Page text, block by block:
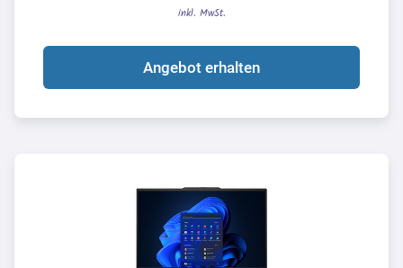
inkl. MwSt.
Angebot erhalten